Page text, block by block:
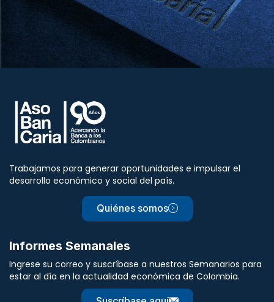
Trabajamos para generar oportunidades e impulsar el
desarrollo económico y social del país.
Quiénes somos
Informes Semanales
Ingrese su correo y suscríbase a nuestros Semanarios para
estar al día en la actualidad económica de Colombia.